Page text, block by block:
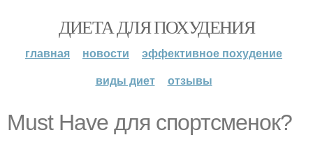
ДИЕТА ДЛЯ ПОХУДЕНИЯ
главная новости
эффективное похудение
виды диет
отзывы
Must Have для спортсменок?